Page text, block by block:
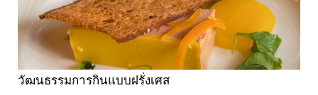
วัฒนธรรมการกินแบบฝรั่งเศส